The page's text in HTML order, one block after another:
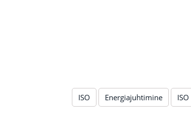
ISO Energiajuhtimine